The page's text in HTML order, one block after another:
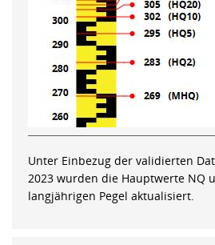
Unter Einbezug der validierten
2023 wurden die Hauptwerte NQ
langjährigen Pegel aktualisiert.